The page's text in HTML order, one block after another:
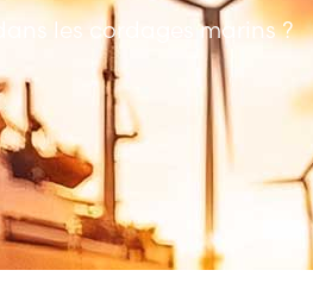
les cordages marins ?